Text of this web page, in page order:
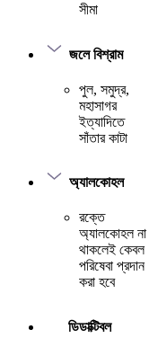
সীমা
জলে বিশ্রাম
পুল, সমুদ্র,
মহাসাগর
ইত্যাদিতে
সাঁতার কাটা
অ্যালকোহল
রক্তে
অ্যালকোহল না
থাকলেই কেবল
পরিষেবা প্রদান
করা হবে
ডিডাক্টিবল